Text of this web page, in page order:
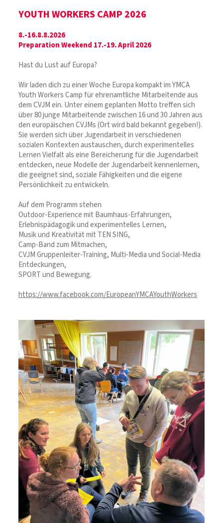
YOUTH WORKERS CAMP 2026
8.-16.8.8.2026
Preparation Weekend 17.-19. April 2026
Hast du Lust auf Europa?
Wir laden dich zu einer Woche Europa kompakt im YMCA
Youth Workers Camp für ehrenamtliche Mitarbeitende aus
dem CVJM ein. Unter einem geplanten Motto treffen sich
über 80 junge Mitarbeitende zwischen 16 und 30 Jahren aus
den europäischen CVJMs (Ort wird bald bekannt gegeben!).
Sie werden sich über Jugendarbeit in verschiedenen
sozialen Kontexten austauschen, durch experimentelles
Lernen Vielfalt als eine Bereicherung für die Jugendarbeit
entdecken, neue Modelle der Jugendarbeit kennenlernen,
die geeignet sind, soziale Fähigkeiten und die eigene
Persönlichkeit zu entwickeln.
Auf dem Programm stehen
Outdoor-Experience mit Baumhaus-Erfahrungen,
Erlebnispädagogik und experimentelles Lernen,
Musik und Kreativität mit TEN SING,
Camp-Band zum Mitmachen,
CVJM Gruppenleiter-Training, Multi-Media und Social-Media
Entdeckungen,
SPORT und Bewegung.
https://www.facebook.com/EuropeanYMCAYouthWorkers